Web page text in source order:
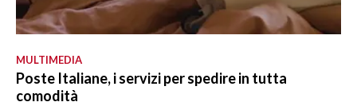
MULTIMEDIA
Poste Italiane, i servizi per spedire in tutta
comodità